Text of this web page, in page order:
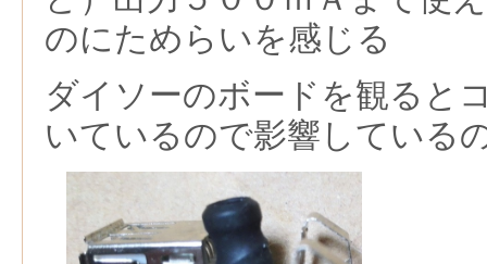
のにためらいを感じる
ダイソーのボードを観ると
いているので影響している